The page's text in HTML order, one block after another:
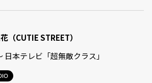
（CUTIE STREET）
日本テレビ「超無敵クラス」